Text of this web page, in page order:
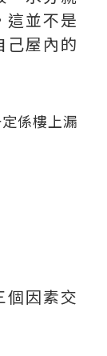
這並不是
己屋內的
個因素交